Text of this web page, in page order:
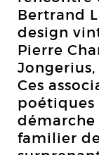
Bertrand
design
Pierre
Ces
poétiques
démarche
familier